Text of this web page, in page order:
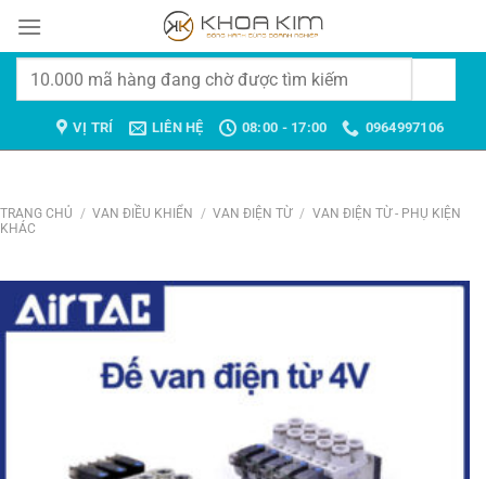
đến
Tìm
VỊ TRÍ LIÊN HỆ 08:00 - 17:00 0964997106
TRANG CHỦ / VAN ĐIỀU KHIỂN / VAN ĐIỆN TỪ / VAN ĐIỆN TỪ - PHỤ KIỆN
KHÁC